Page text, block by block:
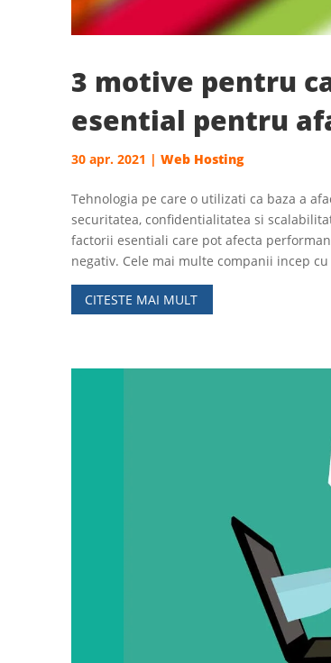
3 motive pentru
esential pentru
30 apr. 2021 | Web Hosting
Tehnologia pe care o utilizati ca baza a
securitatea, confidentialitatea si
factorii esentiali care pot afecta
negativ. Cele mai multe companii incep
CITESTE MAI MULT